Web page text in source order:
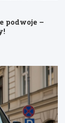
podwoje –